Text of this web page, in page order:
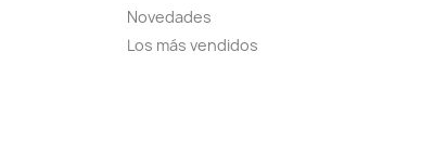
Novedades
Los más vendidos